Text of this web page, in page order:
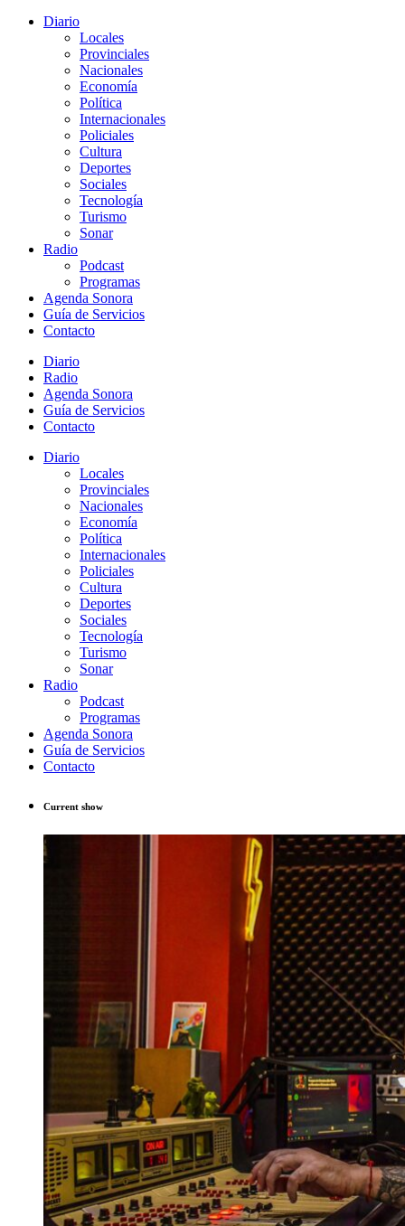
Diario
Locales
Provinciales
Nacionales
Economía
Política
Internacionales
Policiales
Cultura
Deportes
Sociales
Tecnología
Turismo
Sonar
Radio
Podcast
Programas
Agenda Sonora
Guía de Servicios
Contacto
Diario
Radio
Agenda Sonora
Guía de Servicios
Contacto
Diario
Locales
Provinciales
Nacionales
Economía
Política
Internacionales
Policiales
Cultura
Deportes
Sociales
Tecnología
Turismo
Sonar
Radio
Podcast
Programas
Agenda Sonora
Guía de Servicios
Contacto
Current show